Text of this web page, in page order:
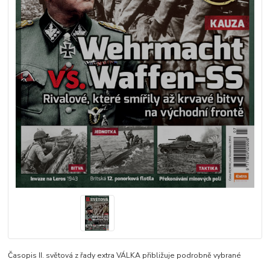
Časopis II. světová z řady extra VÁLKA přibližuje podrobně vybrané